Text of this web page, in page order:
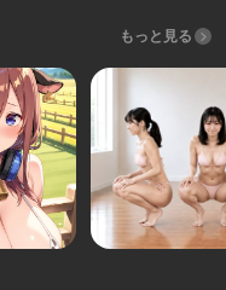
もっと見る